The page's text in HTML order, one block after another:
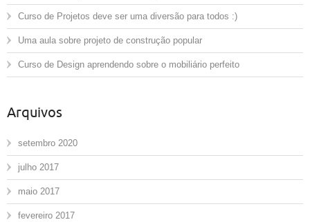
Curso de Projetos deve ser uma diversão para todos :)
Uma aula sobre projeto de construção popular
Curso de Design aprendendo sobre o mobiliário perfeito
Arquivos
setembro 2020
julho 2017
maio 2017
fevereiro 2017